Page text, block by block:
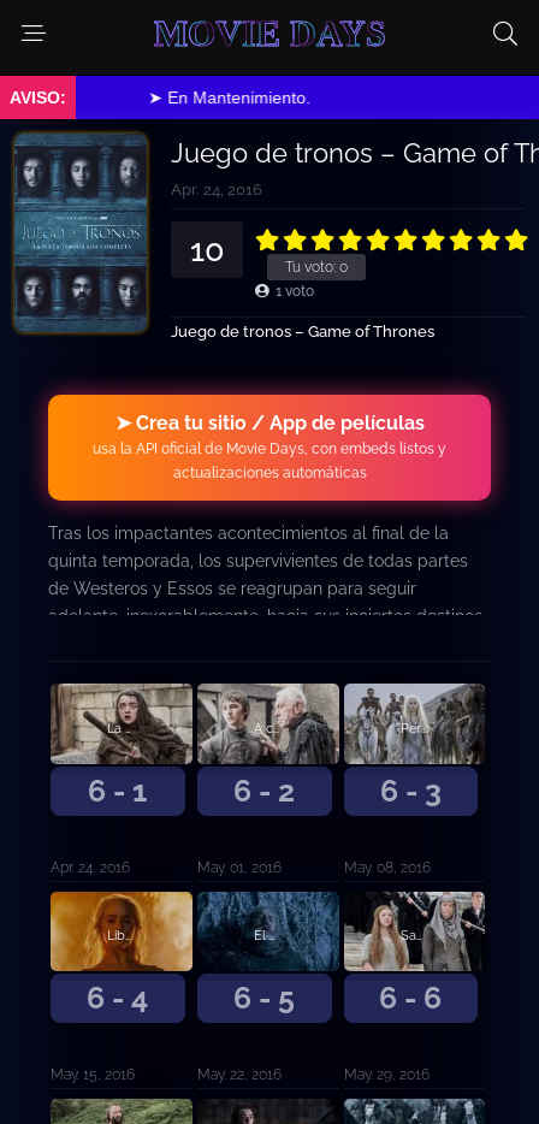
MOVIE DAYS
➤ En Mantenimiento.
Juego de tronos – Game of
Apr. 24, 2016
Tu voto: 0
10
1 voto
Juego de tronos – Game of Thrones
➤ Crea tu sitio / App de películas
usa la API oficial de Movie Days, con embeds listos y
actualizaciones automáticas
Tras los impactantes acontecimientos al final de la
quinta temporada, los supervivientes de todas partes
de Westeros y Essos se reagrupan para seguir
adelante, inexorablemente, hacia sus inciertos destinos
supervivencia, mientras que surgirán nuevos personajes
para desafiar el equilibrio de poder en el este, el oeste,
el norte y el sur.
6 - 1
La mujer roja
Apr. 24, 2016
6 - 2
A casa
May. 01, 2016
6 - 3
Perjuro
May. 08, 2016
6 - 4
Libro del Desconocido
May. 15, 2016
6 - 5
El portón
May. 22, 2016
6 - 6
Sangre de mi sangre
May. 29, 2016